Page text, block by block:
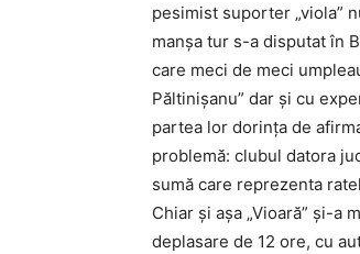
pesimist suporter „viola”
manşa tur s-a disputat în
care meci de meci
Păltinişanu” dar şi cu
partea lor dorinţa de
problemă: clubul datora
sumă care reprezenta
Chiar şi aşa „Vioară” şi-a
deplasare de 12 ore, cu